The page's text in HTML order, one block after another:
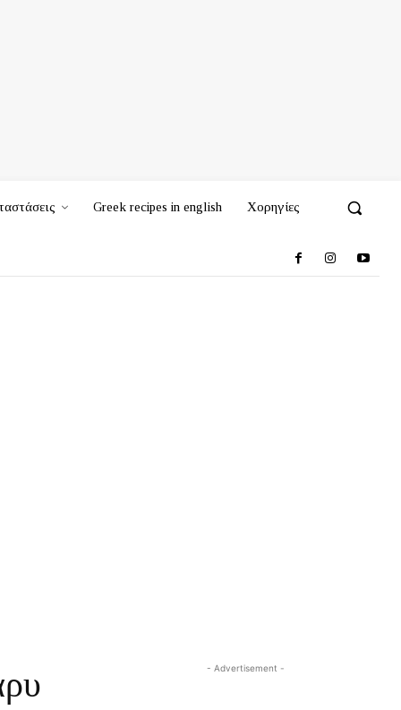
Greek recipes in english Χορηγίες
- Advertisement -